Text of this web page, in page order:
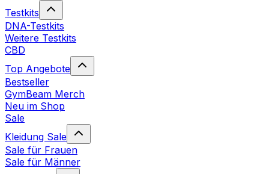
Testkits
DNA-Testkits
Weitere Testkits
CBD
Top Angebote
Bestseller
GymBeam Merch
Neu im Shop
Sale
Kleidung Sale
Sale für Frauen
Sale für Männer